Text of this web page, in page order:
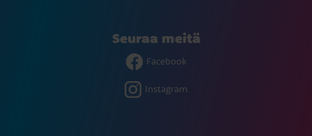
Seuraa meitä
Facebook
Instagram